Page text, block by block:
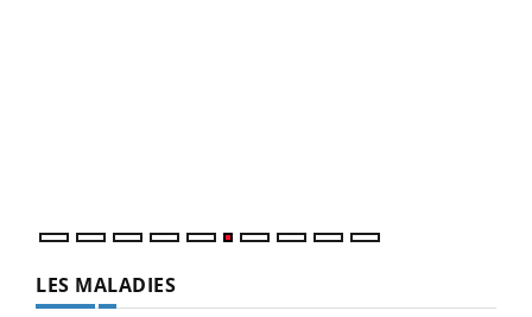
LES MALADIES